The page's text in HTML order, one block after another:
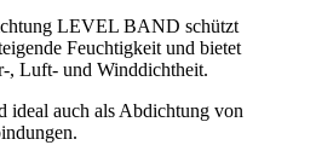
LEVEL BAND schützt
Feuchtigkeit und bietet
, Luft- und Winddichtheit.
ideal auch als Abdichtung von